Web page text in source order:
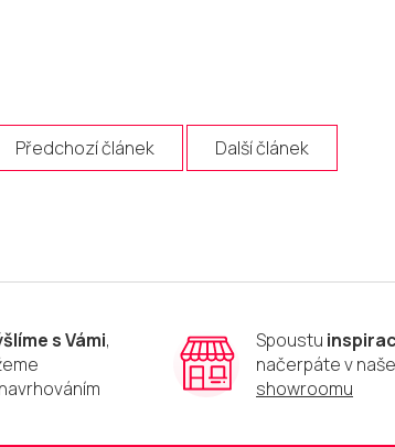
Předchozí článek Další článek
s Vámi,
Spoustu
načerpáte v
showroomu